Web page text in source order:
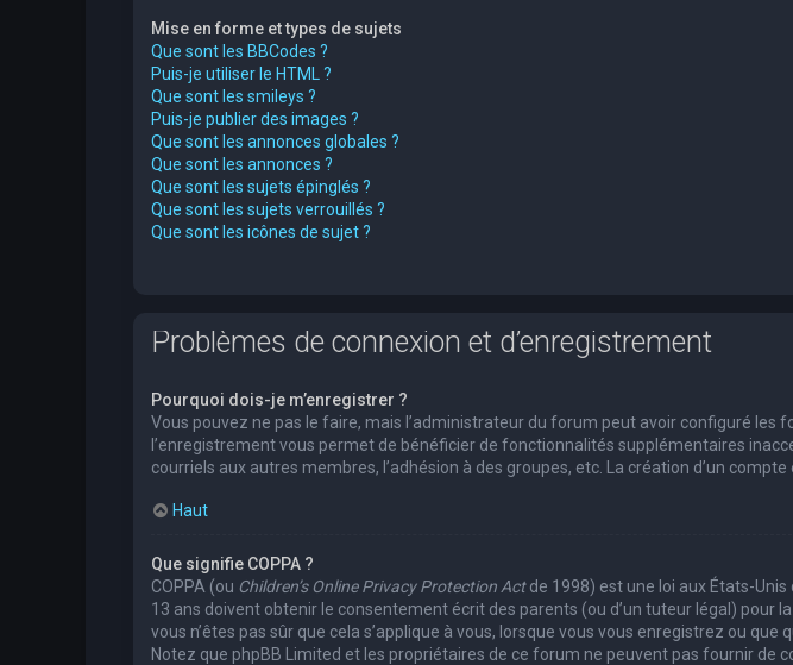
Mise en forme et types de sujets
Que sont les BBCodes ?
Puis-je utiliser le HTML ?
Que sont les smileys ?
Puis-je publier des images ?
Que sont les annonces globales ?
Que sont les annonces ?
Que sont les sujets épinglés ?
Que sont les sujets verrouillés ?
Que sont les icônes de sujet ?
Problèmes de connexion et d’enregistrement
Pourquoi dois-je m’enregistrer ?
Vous pouvez ne pas le faire, mais l’administrateur du forum peut avoir configuré les
l’enregistrement vous permet de bénéficier de fonctionnalités supplémentaires
courriels aux autres membres, l’adhésion à des groupes, etc. La création d’un
Haut
Que signifie COPPA ?
COPPA (ou Children’s Online Privacy Protection Actde 1998) est une loi aux États-
13 ans doivent obtenir le consentement écrit des parents (ou d’un tuteur légal)
vous n’êtes pas sûr que cela s’applique à vous, lorsque vous vous enregistrez ou
Notez que phpBB Limited et les propriétaires de ce forum ne peuvent pas fournir